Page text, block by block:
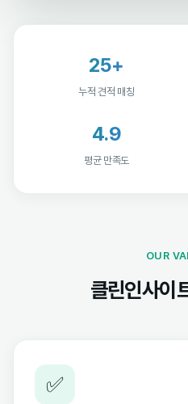
25+
누적 견적 매칭
4.9
평균 만족도
OUR
클린인사이
✅